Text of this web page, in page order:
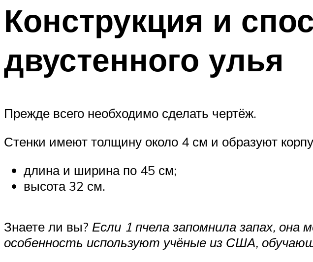
Конструкция и
двустенного улья
Прежде всего необходимо сделать чертёж.
Стенки имеют толщину около 4 см и образуют
длина и ширина по 45 см;
высота 32 см.
Знаете ли вы? Если 1 пчела запомнила запах, она
особенность используют учёные из США,